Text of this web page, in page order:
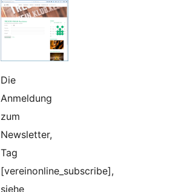
Die
Anmeldung
zum
Newsletter,
Tag
[vereinonline_subscribe],
siehe